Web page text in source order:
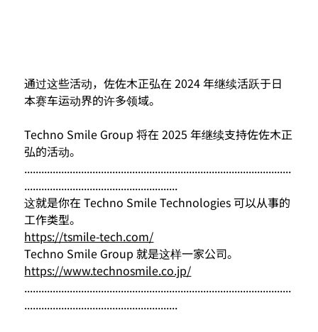
通过这些活动，佐佐木正弘在 2024 年继续活跃于日
本赛车运动界的许多领域。
Techno Smile Group 将在 2025 年继续支持佐佐木正
弘的活动。
..............................................................................................
......................................................
这就是你在 Techno Smile Technologies 可以从事的
工作类型。
https://tsmile-tech.com/
Techno Smile Group 就是这样一家公司。
https://www.technosmile.co.jp/
..............................................................................................
......................................................